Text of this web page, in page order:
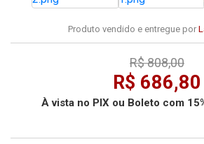
Produto vendido e entregue por
R$ 686,80
À vista no PIX ou Boleto com
R$ 808,00